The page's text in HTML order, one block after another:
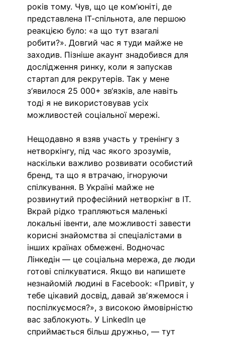
років тому. Чув, що це комʼюніті, де
представлена ІТ-спільнота, але першою
реакцією було: «а що тут взагалі
робити?». Довгий час я туди майже не
заходив. Пізніше акаунт знадобився для
дослідження ринку, коли я запускав
стартап для рекрутерів. Так у мене
з‘явилося 25 000+ зв‘язків, але навіть
тоді я не використовував усіх
можливостей соціальної мережі.
Нещодавно я взяв участь у тренінгу з
нетворкінгу, під час якого зрозумів,
наскільки важливо розвивати особистий
бренд, та що я втрачаю, ігноруючи
спілкування. В Україні майже не
розвинутий професійний нетворкінг в ІТ.
Вкрай рідко трапляються маленькі
локальні івенти, але можливості завести
корисні знайомства зі спеціалістами в
інших країнах обмежені. Водночас
Лінкедін — це соціальна мережа, де люди
готові спілкуватися. Якщо ви напишете
незнайомій людині в Facebook: «Привіт, у
тебе цікавий досвід, давай звʼяжемося і
поспілкуємося?», з високою ймовірністю
вас заблокують. У LinkedIn це
сприймається більш дружньо, — тут